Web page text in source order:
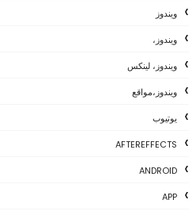
ويندوز
ويندوز،
ويندوز، لينكس
ويندوز،مواقع
يوتيوب
AFTEREFFECTS
ANDROID
APP